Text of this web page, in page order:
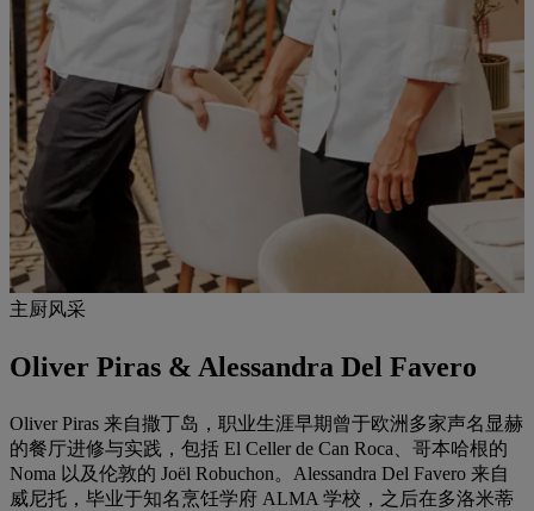
主厨风采
Oliver Piras & Alessandra Del Favero
Oliver Piras 来自撒丁岛，职业生涯早期曾于欧洲多家声名显赫
的餐厅进修与实践，包括 El Celler de Can Roca、哥本哈根的
Noma 以及伦敦的 Joël Robuchon。Alessandra Del Favero 来自
威尼托，毕业于知名烹饪学府 ALMA 学校，之后在多洛米蒂